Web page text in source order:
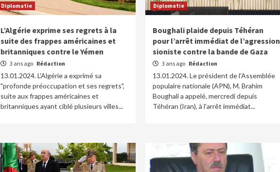
Diplomatie
L’Algérie exprime ses regrets à la
suite des frappes américaines et
britanniques contre le Yémen
3 ans ago Rédaction
13.01.2024. L'Algérie a exprimé sa
"profonde préoccupation et ses regrets",
suite aux frappes américaines et
britanniques ayant ciblé plusieurs villes...
Diplomatie
Boughali plaide depuis Téhéran
pour l’arrêt immédiat de l’agression
sioniste contre la bande de Gaza
3 ans ago Rédaction
13.01.2024. Le président de l'Assemblée
populaire nationale (APN), M. Brahim
Boughali a appelé, mercredi depuis
Téhéran (Iran), à l'arrêt immédiat...